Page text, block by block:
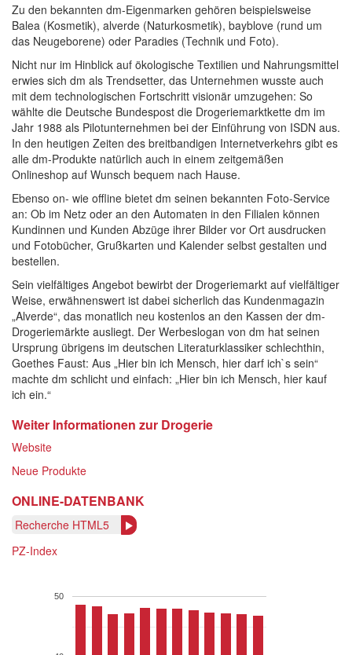
Zu den bekannten dm-Eigenmarken gehören beispielsweise
Balea (Kosmetik), alverde (Naturkosmetik), bayblove (rund um
das Neugeborene) oder Paradies (Technik und Foto).
Nicht nur im Hinblick auf ökologische Textilien und Nahrungsmittel
erwies sich dm als Trendsetter, das Unternehmen wusste auch
mit dem technologischen Fortschritt visionär umzugehen: So
wählte die Deutsche Bundespost die Drogeriemarktkette dm im
Jahr 1988 als Pilotunternehmen bei der Einführung von ISDN aus.
In den heutigen Zeiten des breitbandigen Internetverkehrs gibt es
alle dm-Produkte natürlich auch in einem zeitgemäßen
Onlineshop auf Wunsch bequem nach Hause.
Ebenso on- wie offline bietet dm seinen bekannten Foto-Service
an: Ob im Netz oder an den Automaten in den Filialen können
Kundinnen und Kunden Abzüge ihrer Bilder vor Ort ausdrucken
und Fotobücher, Grußkarten und Kalender selbst gestalten und
bestellen.
Sein vielfältiges Angebot bewirbt der Drogeriemarkt auf vielfältiger
Weise, erwähnenswert ist dabei sicherlich das Kundenmagazin
„Alverde“, das monatlich neu kostenlos an den Kassen der dm-
Drogeriemärkte ausliegt. Der Werbeslogan von dm hat seinen
Ursprung übrigens im deutschen Literaturklassiker schlechthin,
Goethes Faust: Aus „Hier bin ich Mensch, hier darf ich`s sein“
machte dm schlicht und einfach: „Hier bin ich Mensch, hier kauf
ich ein.“
Weiter Informationen zur Drogerie
Website
Neue Produkte
ONLINE-DATENBANK
Recherche HTML5
PZ-Index
50